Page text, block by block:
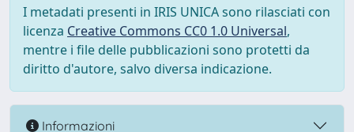
I metadati presenti in IRIS UNICA sono rilasciati con
licenza Creative Commons CC0 1.0 Universal,
mentre i file delle pubblicazioni sono protetti da
diritto d'autore, salvo diversa indicazione.
Informazioni